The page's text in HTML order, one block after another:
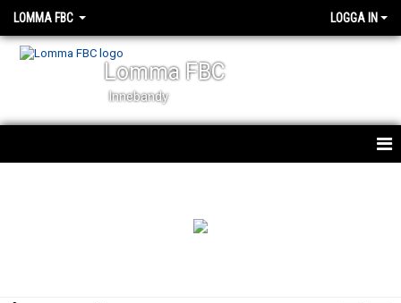
LOMMA FBC LOGGA IN
Lomma FBC
Innebandy